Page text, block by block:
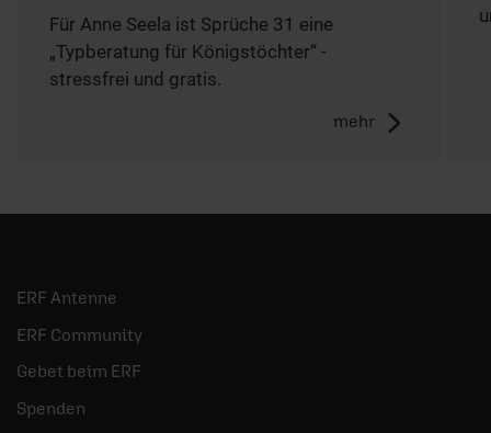
Für Anne Seela ist Sprüche 31 eine
„Typberatung für Königstöchter“ -
stressfrei und gratis.
mehr
ERF Antenne
ERF Community
Gebet beim ERF
Spenden